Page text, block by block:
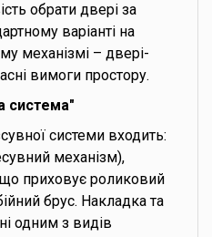
обрати двері за
варіанті на
механізмі – двері-
вимоги простору.
система"
системи входить:
механізм),
приховує роликовий
брус. Накладка та
одним з видів